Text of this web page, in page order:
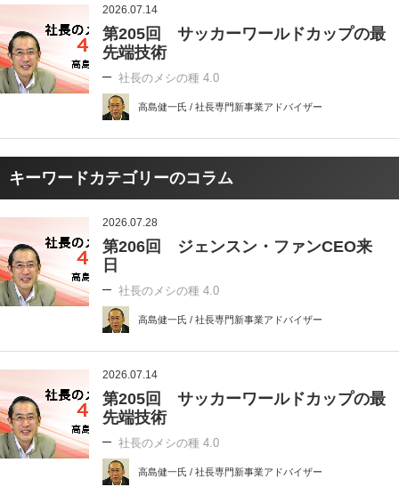
2026.07.14
第205回 サッカーワールドカップの最
先端技術
社長のメシの種 4.0
高島健一氏 / 社長専門新事業アドバイザー
キーワードカテゴリーのコラム
2026.07.28
第206回 ジェンスン・ファンCEO来
日
社長のメシの種 4.0
高島健一氏 / 社長専門新事業アドバイザー
2026.07.14
第205回 サッカーワールドカップの最
先端技術
社長のメシの種 4.0
高島健一氏 / 社長専門新事業アドバイザー